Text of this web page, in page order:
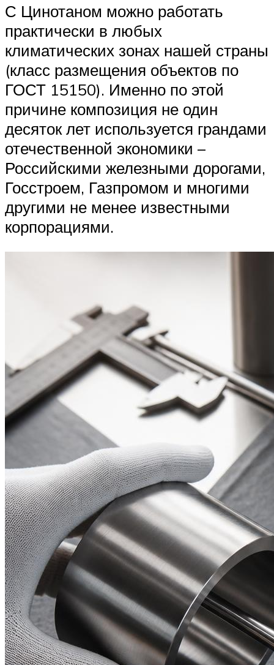
С Цинотаном можно работать
практически в любых
климатических зонах нашей страны
(класс размещения объектов по
ГОСТ 15150). Именно по этой
причине композиция не один
десяток лет используется грандами
отечественной экономики –
Российскими железными дорогами,
Госстроем, Газпромом и многими
другими не менее известными
корпорациями.